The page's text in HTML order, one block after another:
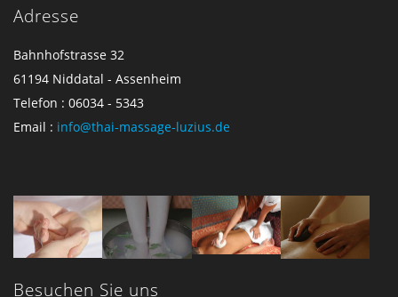
Adresse
Bahnhofstrasse 32
61194 Niddatal - Assenheim
Telefon : 06034 - 5343
Email : info@thai-massage-luzius.de
Besuchen Sie uns